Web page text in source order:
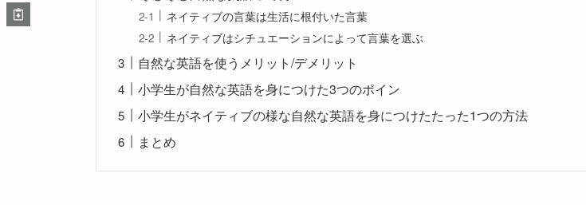
ネイティブの言葉は生活に根付いた言葉
ネイティブはシチュエーションによって言葉を選ぶ
自然な英語を使うメリット/デメリット
小学生が自然な英語を身につけた3つのポイン
小学生がネイティブの様な自然な英語を身につけたたった1つの方法
まとめ